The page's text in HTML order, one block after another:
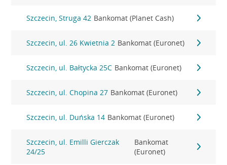
Szczecin, Struga 42 Bankomat (Planet Cash)
Szczecin, ul. 26 Kwietnia 2 Bankomat (Euronet)
Szczecin, ul. Bałtycka 25C Bankomat (Euronet)
Szczecin, ul. Chopina 27 Bankomat (Euronet)
Szczecin, ul. Duńska 14 Bankomat (Euronet)
Szczecin, ul. Emilli Gierczak
24/25
Bankomat
(Euronet)